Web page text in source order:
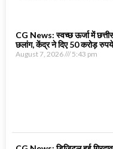
CG News: स्वच्छ ऊर्जा में
छलांग, केंद्र ने दिए 50 करोड़ रुपये
August 7, 2026 5:43 pm